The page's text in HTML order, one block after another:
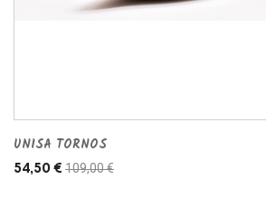
UNISA TORNOS
54,50 € 109,00 €